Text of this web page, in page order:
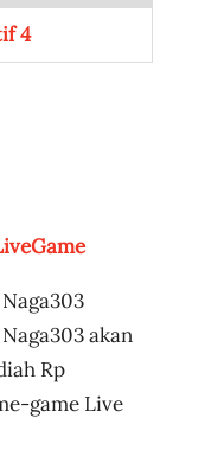
4
akan
Rp
game Live